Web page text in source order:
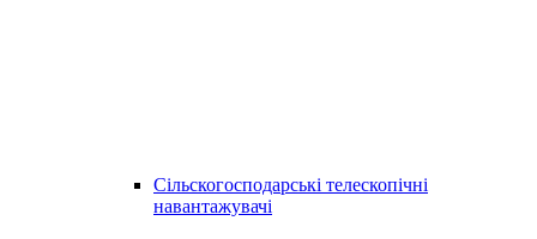
Сільскогосподарські телескопічні
навантажувачі